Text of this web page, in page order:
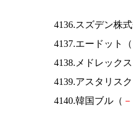
4136.スズデン株
4137.エードット（
4138.メドレック
4139.アスタリス
4140.韓国ブル（ －